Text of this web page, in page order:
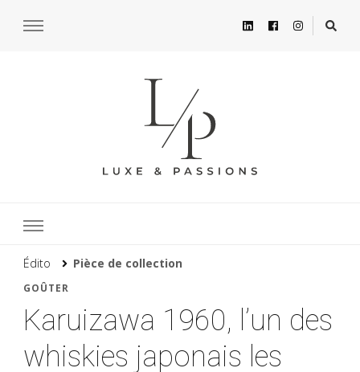
Édito Pièce de collection
GOÛTER
Karuizawa 1960, l’un des
whiskies japonais les